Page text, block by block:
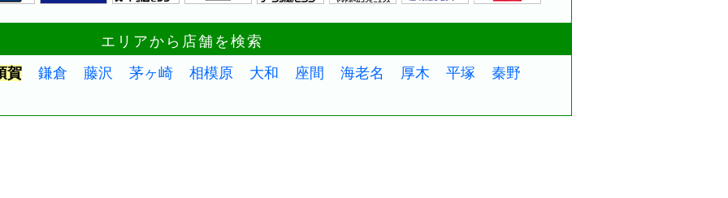
エリアから店舗を検索
賀
鎌倉 藤沢 茅ヶ崎 相模原 大和 座間 海老名 厚木 平塚 秦野